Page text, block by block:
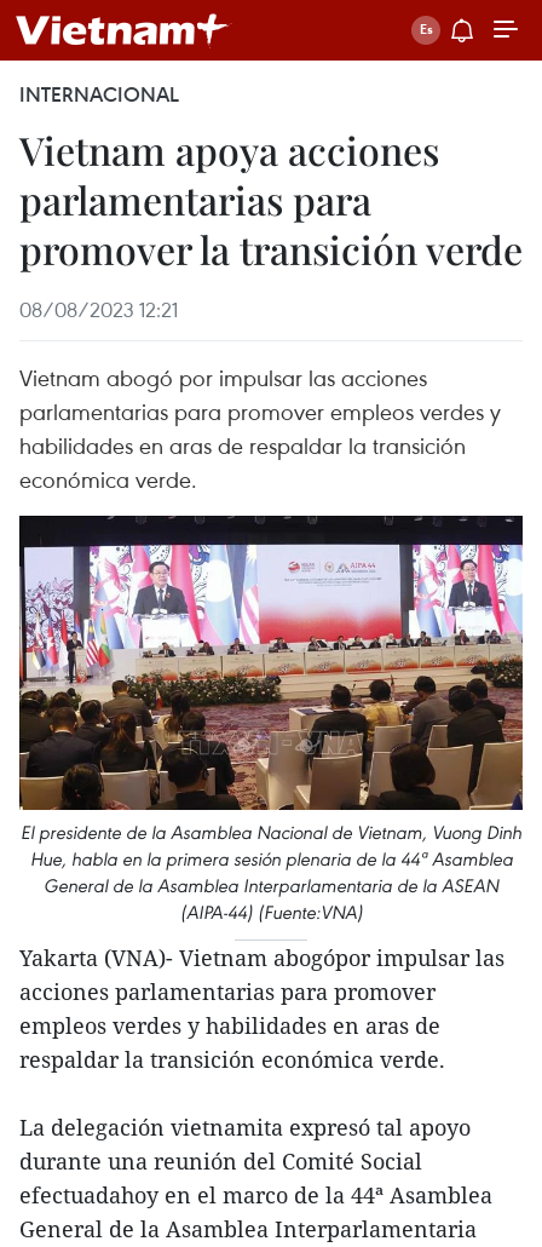
INTERNACIONAL
Vietnam apoya acciones
parlamentarias para
promover la transición verde
08/08/2023 12:21
Vietnam abogó por impulsar las acciones
parlamentarias para promover empleos verdes y
habilidades en aras de respaldar la transición
económica verde.
El presidente de la Asamblea Nacional de Vietnam, Vuong Dinh
Hue, habla en la primera sesión plenaria de la 44ª Asamblea
General de la Asamblea Interparlamentaria de la ASEAN
(AIPA-44) (Fuente:VNA)
Yakarta (VNA)- Vietnam abogópor impulsar las
acciones parlamentarias para promover
empleos verdes y habilidades en aras de
respaldar la transición económica verde.
La delegación vietnamita expresó tal apoyo
durante una reunión del Comité Social
efectuadahoy en el marco de la 44ª Asamblea
General de la Asamblea Interparlamentaria